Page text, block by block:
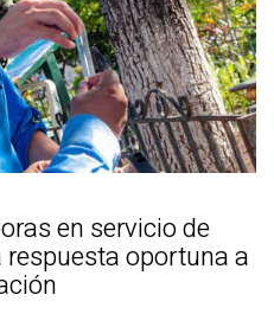
en servicio de
oportuna a